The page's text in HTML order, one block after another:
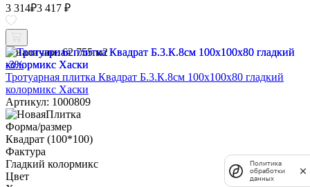
3 314₽3 417 ₽
В наличии: 62.755 м2
-3%
Тротуарная плитка Квадрат Б.3.К.8см 100х100х80 гладкий
колормикс Хаски
Артикул: 1000809
Форма/размер
Квадрат (100*100)
Фактура
Гладкий колормикс
Цвет
Политика
обработки
данных